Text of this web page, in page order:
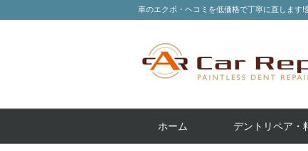
車のエクボ・ヘコミを低価格で丁寧に直します
ホーム デントリペア・